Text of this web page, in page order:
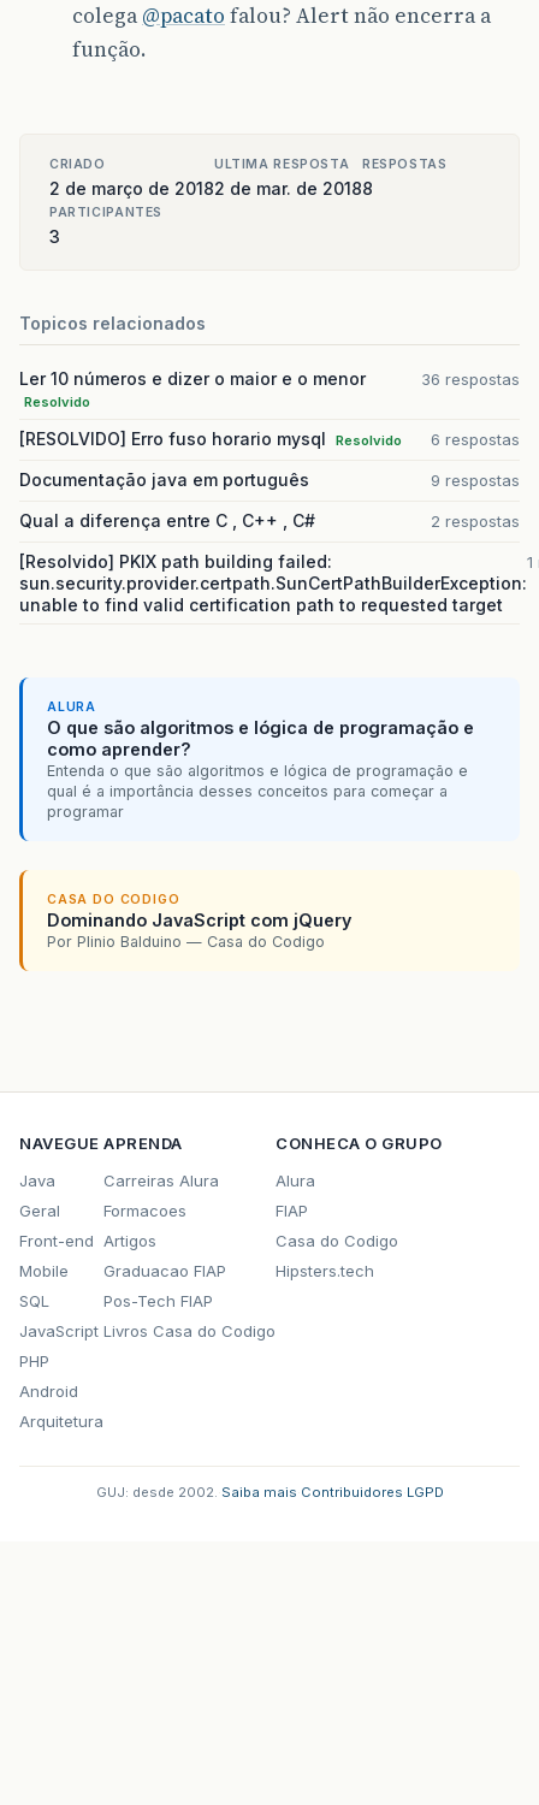
colega @pacato falou? Alert não encerra a
função.
CRIADO
2 de março de 2018
ULTIMA RESPOSTA
2 de mar. de 2018
RESPOSTAS
8
PARTICIPANTES
3
Topicos relacionados
Ler 10 números e dizer o maior e o menor
Resolvido
36 respostas
[RESOLVIDO] Erro fuso horario mysql Resolvido 6 respostas
Documentação java em português 9 respostas
Qual a diferença entre C , C++ , C# 2 respostas
[Resolvido] PKIX path building failed:
sun.security.provider.certpath.SunCertPathBuilderException:
unable to find valid certification path to requested target
ALURA
O que são algoritmos e lógica de programação e
como aprender?
Entenda o que são algoritmos e lógica de programação e
qual é a importância desses conceitos para começar a
programar
CASA DO CODIGO
Dominando JavaScript com jQuery
Por Plinio Balduino — Casa do Codigo
NAVEGUE
Java
Geral
Front-end
Mobile
SQL
JavaScript
PHP
Android
Arquitetura
APRENDA
Carreiras Alura
Formacoes
Artigos
Graduacao FIAP
Pos-Tech FIAP
Livros Casa do Codigo
CONHECA O GRUPO
Alura
FIAP
Casa do Codigo
Hipsters.tech
GUJ: desde 2002. Saiba mais Contribuidores LGPD